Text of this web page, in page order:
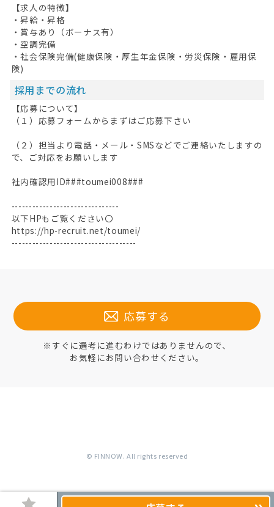
【求人の特徴】
・昇給・昇格
・賞与あり（ボーナス有）
・空調完備
・社会保険完備(健康保険・厚生年金保険・労災保険・雇用保
険)
採用までの流れ
【応募について】
（１）応募フォームからまずはご応募下さい
（２）担当より電話・メール・SMSなどでご連絡いたしますの
で、ご対応をお願いします
社内確認用ID###toumei008###
-------------------------------
以下HPもご覧ください〇
https://hp-recruit.net/toumei/
------------------------------------
応募する
※すぐに選考に進むわけではありませんので、
お気軽にお問い合わせください。
© FINNOW. All rights reserved